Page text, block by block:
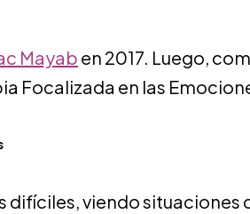
Mayab en 2017. Luego,
Focalizada en las
difíciles, viendo